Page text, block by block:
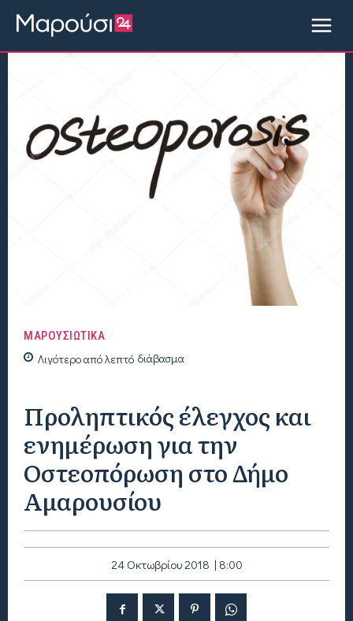
ΜΑΡΟΥΣΙΩΤΙΚΑ
Λιγότερο απόλεπτό διάβασμα
Προληπτικός έλεγχος και
ενημέρωση για την
Οστεοπόρωση στο Δήμο
Αμαρουσίου
24 Οκτωβρίου 2018 | 8:00